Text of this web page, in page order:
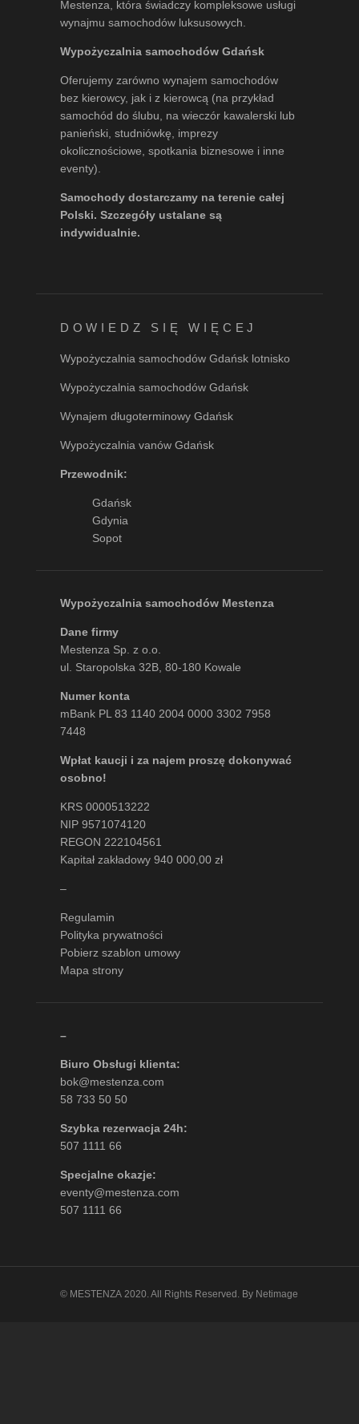
Mestenza, która świadczy kompleksowe usługi
wynajmu samochodów luksusowych.
Wypożyczalnia samochodów Gdańsk
Oferujemy zarówno wynajem samochodów
bez kierowcy, jak i z kierowcą (na przykład
samochód do ślubu, na wieczór kawalerski lub
panieński, studniówkę, imprezy
okolicznościowe, spotkania biznesowe i inne
eventy).
Samochody dostarczamy na terenie całej
Polski. Szczegóły ustalane są
indywidualnie.
DOWIEDZ SIĘ WIĘCEJ
Wypożyczalnia samochodów Gdańsk lotnisko
Wypożyczalnia samochodów Gdańsk
Wynajem długoterminowy Gdańsk
Wypożyczalnia vanów Gdańsk
Przewodnik:
Gdańsk
Gdynia
Sopot
Wypożyczalnia samochodów Mestenza
Dane firmy
Mestenza Sp. z o.o.
ul. Staropolska 32B, 80-180 Kowale
Numer konta
mBank PL 83 1140 2004 0000 3302 7958
7448
Wpłat kaucji i za najem proszę dokonywać
osobno!
KRS 0000513222
NIP 9571074120
REGON 222104561
Kapitał zakładowy 940 000,00 zł
–
Regulamin
Polityka prywatności
Pobierz szablon umowy
Mapa strony
–
Biuro Obsługi klienta:
bok@mestenza.com
58 733 50 50
Szybka rezerwacja 24h:
507 1111 66
Specjalne okazje:
eventy@mestenza.com
507 1111 66
© MESTENZA 2020. All Rights Reserved. By Netimage